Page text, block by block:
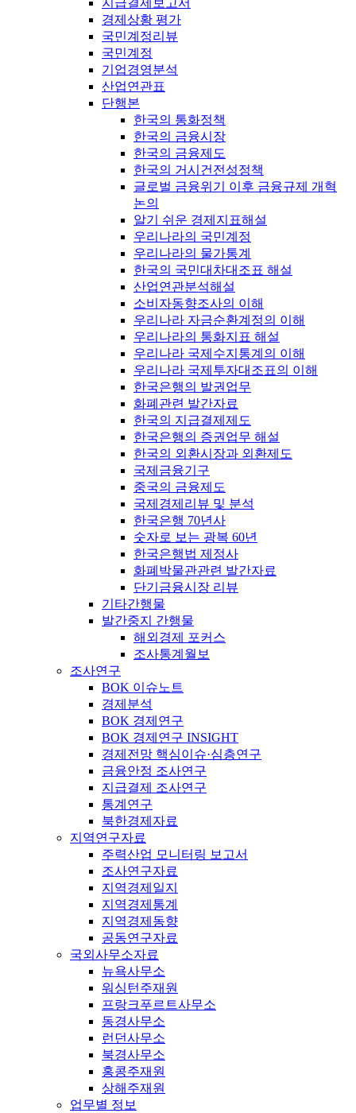
지급결제보고서
경제상황 평가
국민계정리뷰
국민계정
기업경영분석
산업연관표
단행본
한국의 통화정책
한국의 금융시장
한국의 금융제도
한국의 거시건전성정책
글로벌 금융위기 이후 금융규제 개혁
논의
알기 쉬운 경제지표해설
우리나라의 국민계정
우리나라의 물가통계
한국의 국민대차대조표 해설
산업연관분석해설
소비자동향조사의 이해
우리나라 자금순환계정의 이해
우리나라의 통화지표 해설
우리나라 국제수지통계의 이해
우리나라 국제투자대조표의 이해
한국은행의 발권업무
화폐관련 발간자료
한국의 지급결제제도
한국은행의 증권업무 해설
한국의 외환시장과 외환제도
국제금융기구
중국의 금융제도
국제경제리뷰 및 분석
한국은행 70년사
숫자로 보는 광복 60년
한국은행법 제정사
화폐박물관관련 발간자료
단기금융시장 리뷰
기타간행물
발간중지 간행물
해외경제 포커스
조사통계월보
조사연구
BOK 이슈노트
경제분석
BOK 경제연구
BOK 경제연구 INSIGHT
경제전망 핵심이슈·심층연구
금융안정 조사연구
지급결제 조사연구
통계연구
북한경제자료
지역연구자료
주력산업 모니터링 보고서
조사연구자료
지역경제일지
지역경제통계
지역경제동향
공동연구자료
국외사무소자료
뉴욕사무소
워싱턴주재원
프랑크푸르트사무소
동경사무소
런던사무소
북경사무소
홍콩주재원
상해주재원
업무별 정보